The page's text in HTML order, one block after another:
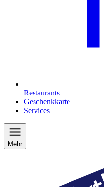
Restaurants
Geschenkkarte
Services
Mehr